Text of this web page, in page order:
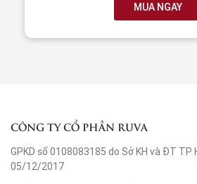
MUA NGAY
CÔNG TY CỔ PHẦN RUVA
GPKD số 0108083185 do Sở KH và ĐT TP
05/12/2017